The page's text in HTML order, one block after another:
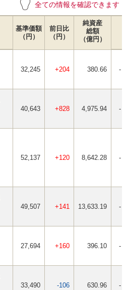
全ての情報を確認できます
基準価額
（円）
前日比
（円）
純資産
総額
（億円）
32,245 +204 380.66 -
40,643 +828 4,975.94 -
52,137 +120 8,642.28 -
49,507 +141 13,633.19 -
27,694 +160 396.10 -
33,490 -106 630.96 -